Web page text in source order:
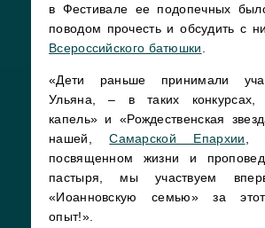
в Фестивале ее подопечных
поводом прочесть и обсудить с
Всероссийского батюшки
«Дети раньше принимали
Ульяна, – в таких конкурсах,
капель» и «Рождественская
нашей,Самарской Епархии ,
посвященном жизни и
пастыря, мы участвуем
«Иоанновскую семью» за
опыт!».